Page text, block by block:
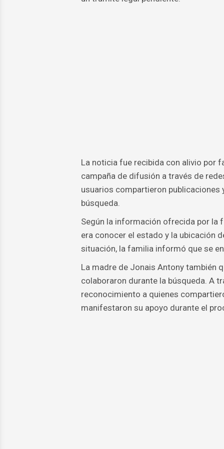
La noticia fue recibida con alivio por
campaña de difusión a través de
usuarios compartieron publicaciones
búsqueda.
Según la información ofrecida por la
era conocer el estado y la ubicación
situación, la familia informó que se
La madre de Jonais Antony también
colaboraron durante la búsqueda. A
reconocimiento a quienes
manifestaron su apoyo durante el